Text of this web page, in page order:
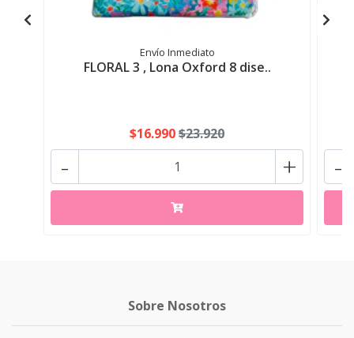
Envío Inmediato
FLORAL 3 , Lona Oxford 8 dise..
$16.990$23.920
+
- -
Sobre Nosotros